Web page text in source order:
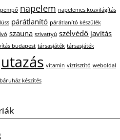
napelem napelemes közvilágítás
párátlanító párátlanító készülék
szauna szivattyú szélvédő javítás
budapest társasjáték társasjáték
utazás vitamin víztisztító weboldal
készítés